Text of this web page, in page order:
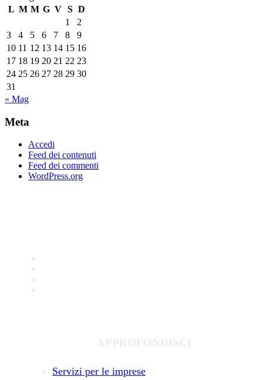
L M M G V S D
1
2
3
4 5 6 7 8
9
10 11 12 13 14 15 16
17 18 19 20 21 22 23
24 25 26 27 28 29 30
31
« Mag
Meta
Accedi
Feed dei contenuti
Feed dei commenti
WordPress.org
Servizi per le imprese